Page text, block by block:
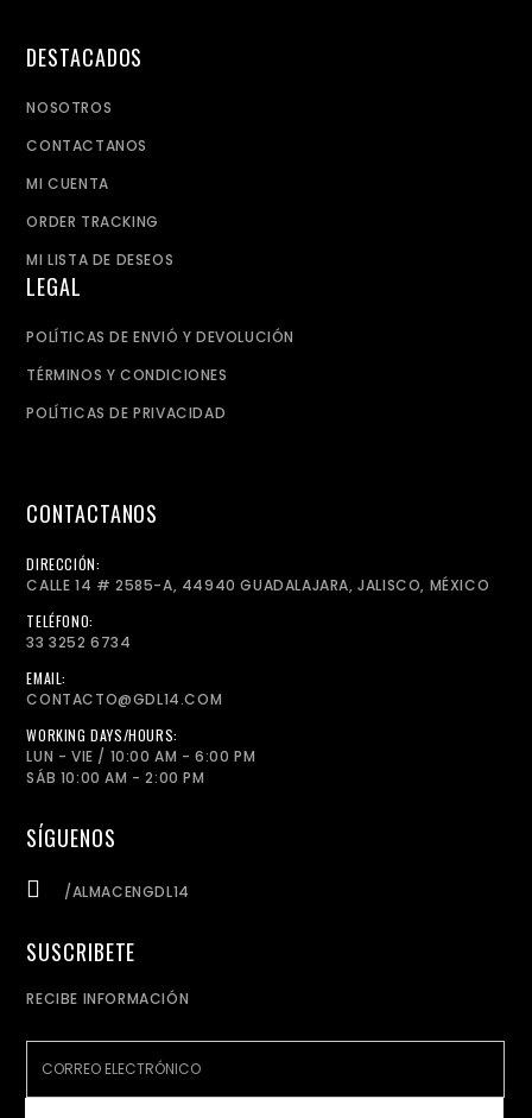
DESTACADOS
NOSOTROS
CONTACTANOS
MI CUENTA
ORDER TRACKING
MI LISTA DE DESEOS
LEGAL
POLÍTICAS DE ENVIÓ Y DEVOLUCIÓN
TÉRMINOS Y CONDICIONES
POLÍTICAS DE PRIVACIDAD
CONTACTANOS
DIRECCIÓN:
CALLE 14 # 2585-A, 44940 GUADALAJARA, JALISCO, MÉXICO
TELÉFONO:
33 3252 6734
EMAIL:
CONTACTO@GDL14.COM
WORKING DAYS/HOURS:
LUN - VIE / 10:00 AM - 6:00 PM
SÁB 10:00 AM - 2:00 PM
SÍGUENOS
/ALMACENGDL14
SUSCRIBETE
RECIBE INFORMACIÓN